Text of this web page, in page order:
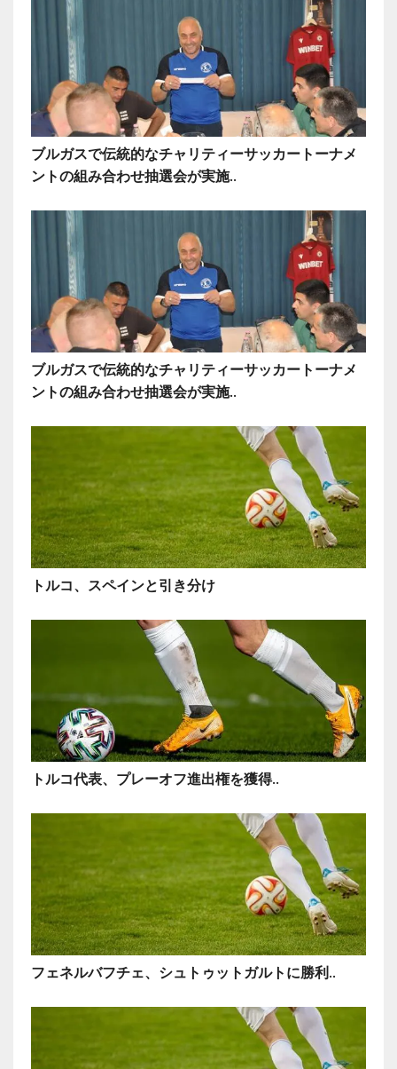
ブルガスで伝統的なチャリティーサッカートーナメ
ントの組み合わせ抽選会が実施..
ブルガスで伝統的なチャリティーサッカートーナメ
ントの組み合わせ抽選会が実施..
トルコ、スペインと引き分け
トルコ代表、プレーオフ進出権を獲得..
フェネルバフチェ、シュトゥットガルトに勝利..